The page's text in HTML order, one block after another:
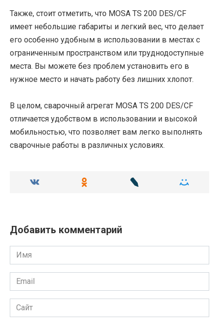
Также, стоит отметить, что MOSA TS 200 DES/CF
имеет небольшие габариты и легкий вес, что делает
его особенно удобным в использовании в местах с
ограниченным пространством или труднодоступные
места. Вы можете без проблем установить его в
нужное место и начать работу без лишних хлопот.
В целом, сварочный агрегат MOSA TS 200 DES/CF
отличается удобством в использовании и высокой
мобильностью, что позволяет вам легко выполнять
сварочные работы в различных условиях.
Добавить комментарий
Имя
Email
Сайт